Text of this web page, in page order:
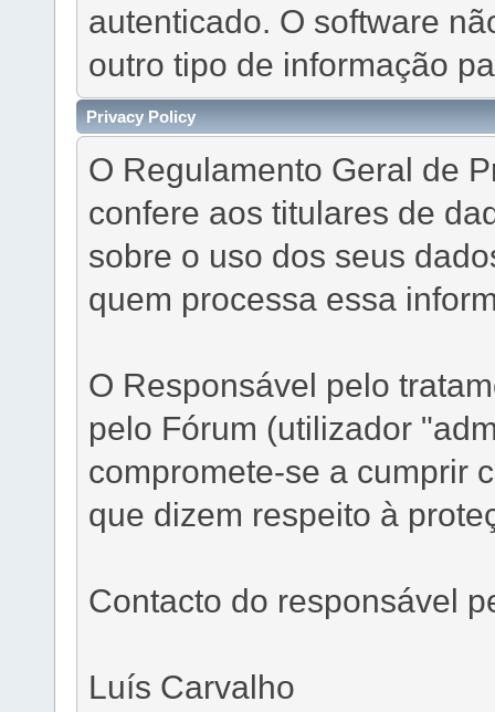
autenticado. O software
outro tipo de informação
Privacy Policy
O Regulamento Geral de
confere aos titulares de
sobre o uso dos seus
quem processa essa
O Responsável pelo
pelo Fórum (utilizador
compromete-se a cumprir
que dizem respeito à
Contacto do responsável
Luís Carvalho